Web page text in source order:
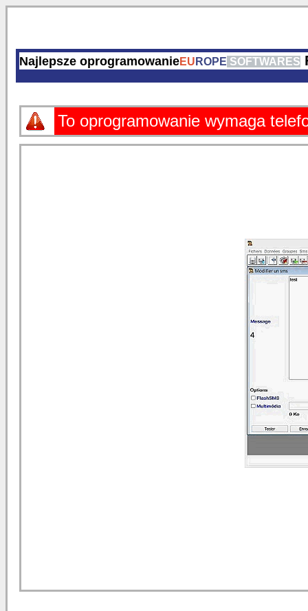
Najlepsze oprogramowanieEU ROPE SOFTWARES
To oprogramowanie wymaga